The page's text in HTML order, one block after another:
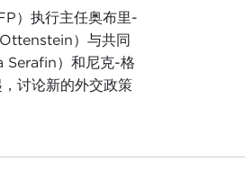
）执行主任奥布里-
）与共同
Serafin）和尼克-格
讨论新的外交政策